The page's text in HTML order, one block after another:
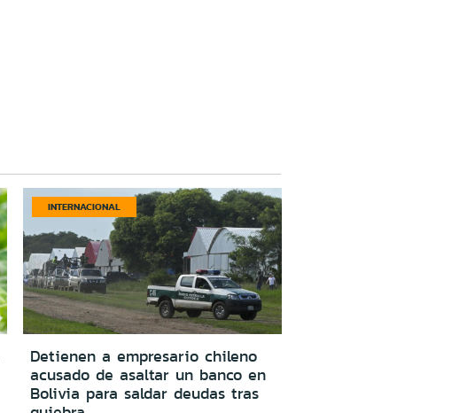
INTERNACIONAL
Detienen a empresario chileno
acusado de asaltar un banco en
Bolivia para saldar deudas tras